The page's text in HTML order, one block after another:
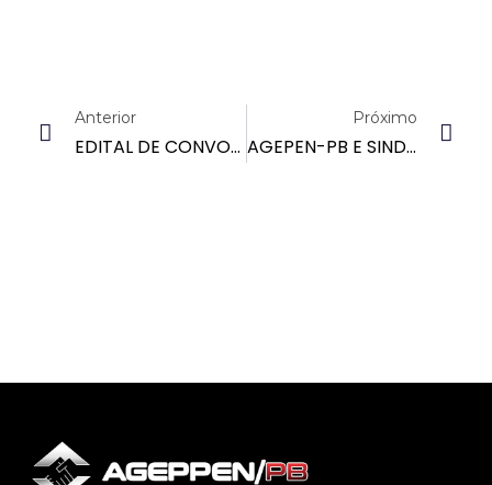
Anterior
EDITAL DE CONVOCAÇÃO: ASSEMBLEIA GERAL UNIFICADA
Próximo
AGEPEN-PB E SINDASP-PB CONVOCAM A CATEGORIA PARA ASSEMBLEIA GERAL E UNIFICADA